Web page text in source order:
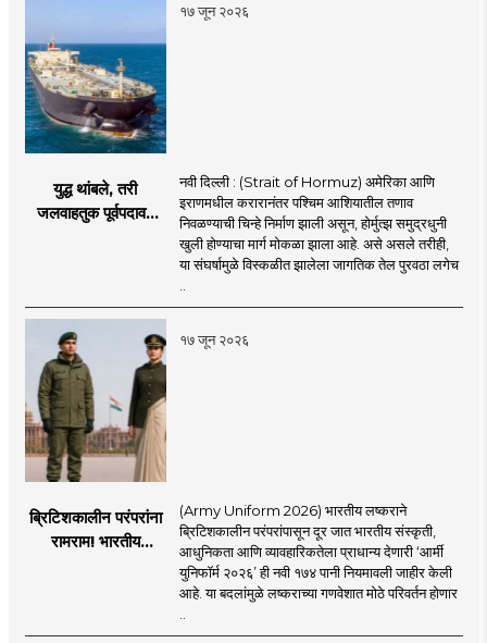
१७ जून २०२६
युद्ध थांबले, तरी
जलवाहतुक पूर्वपदावर
चिंता.
नवी दिल्ली : (Strait of Hormuz) अमेरिका आणि
इराणमधील करारानंतर पश्चिम आशियातील तणाव
निवळण्याची चिन्हे निर्माण झाली असून, होर्मुत्झ समुद्रधुनी
खुली होण्याचा मार्ग मोकळा झाला आहे. असे असले तरीही,
या संघर्षामुळे विस्कळीत झालेला जागतिक तेल पुरवठा लगेच
१७ जून २०२६
ब्रिटिशकालीन परंपरांना
रामराम! भारतीय
(Army Uniform 2026) भारतीय लष्कराने
ब्रिटिशकालीन परंपरांपासून दूर जात भारतीय संस्कृती,
आधुनिकता आणि व्यावहारिकतेला प्राधान्य देणारी ‘आर्मी
युनिफॉर्म २०२६’ ही नवी १७४ पानी नियमावली जाहीर केली
आहे. या बदलांमुळे लष्कराच्या गणवेशात मोठे परिवर्तन होणार